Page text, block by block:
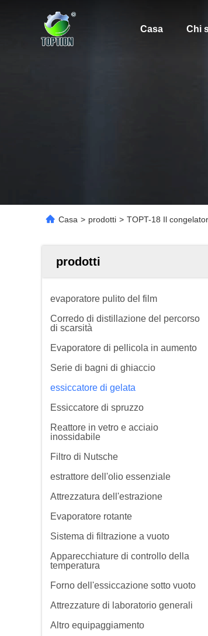
Casa Chi
Casa > prodotti > TOPT-18 Il
prodotti
evaporatore pulito del film
Corredo di distillazione del percorso
di scarsità
Evaporatore di pellicola in aumento
Serie di bagni di ghiaccio
essiccatore di gelata
Essiccatore di spruzzo
Reattore in vetro e acciaio
inossidabile
Filtro di Nutsche
estrattore dell'olio essenziale
Attrezzatura dell'estrazione
Evaporatore rotante
Sistema di filtrazione a vuoto
Apparecchiature di controllo della
temperatura
Forno dell'essiccazione sotto vuoto
Attrezzature di laboratorio generali
Altro equipaggiamento